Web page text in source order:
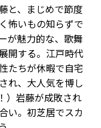
と、まじめで節度
怖いもの知らずで
が魅力的な、歌舞
開する。江戸時代
たちが休暇で自宅
れ、大人気を博し
）岩藤が成敗され
い。初芝居でスカ